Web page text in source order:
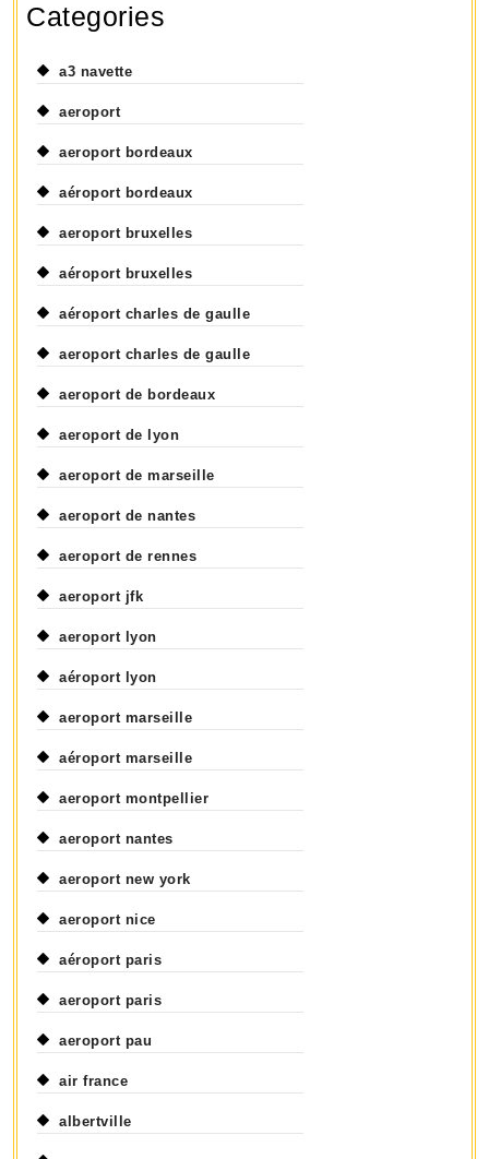
Categories
a3 navette
aeroport
aeroport bordeaux
aéroport bordeaux
aeroport bruxelles
aéroport bruxelles
aéroport charles de gaulle
aeroport charles de gaulle
aeroport de bordeaux
aeroport de lyon
aeroport de marseille
aeroport de nantes
aeroport de rennes
aeroport jfk
aeroport lyon
aéroport lyon
aeroport marseille
aéroport marseille
aeroport montpellier
aeroport nantes
aeroport new york
aeroport nice
aéroport paris
aeroport paris
aeroport pau
air france
albertville